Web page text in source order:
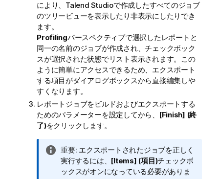
により、 Talend Studioで作成したすべてのジョブ
のツリービューを表示したり非表示にしたりでき
ます。
Profilingパースペクティブで選択したレポートと
同一の名前のジョブが作成され、チェックボック
スが選択された状態でリスト表示されます。この
ように簡単にアクセスできるため、エクスポート
する項目がダイアログボックスから直接編集しや
すくなります。
レポートジョブをビルドおよびエクスポートする
ためのパラメーターを設定してから、 [Finish] (終
了)をクリックします。
情
報
メ
重要: エクスポートされたジョブを正しく
実行するには、 [Items] (項目)チェックボ
ックスがオンになっている必要がありま